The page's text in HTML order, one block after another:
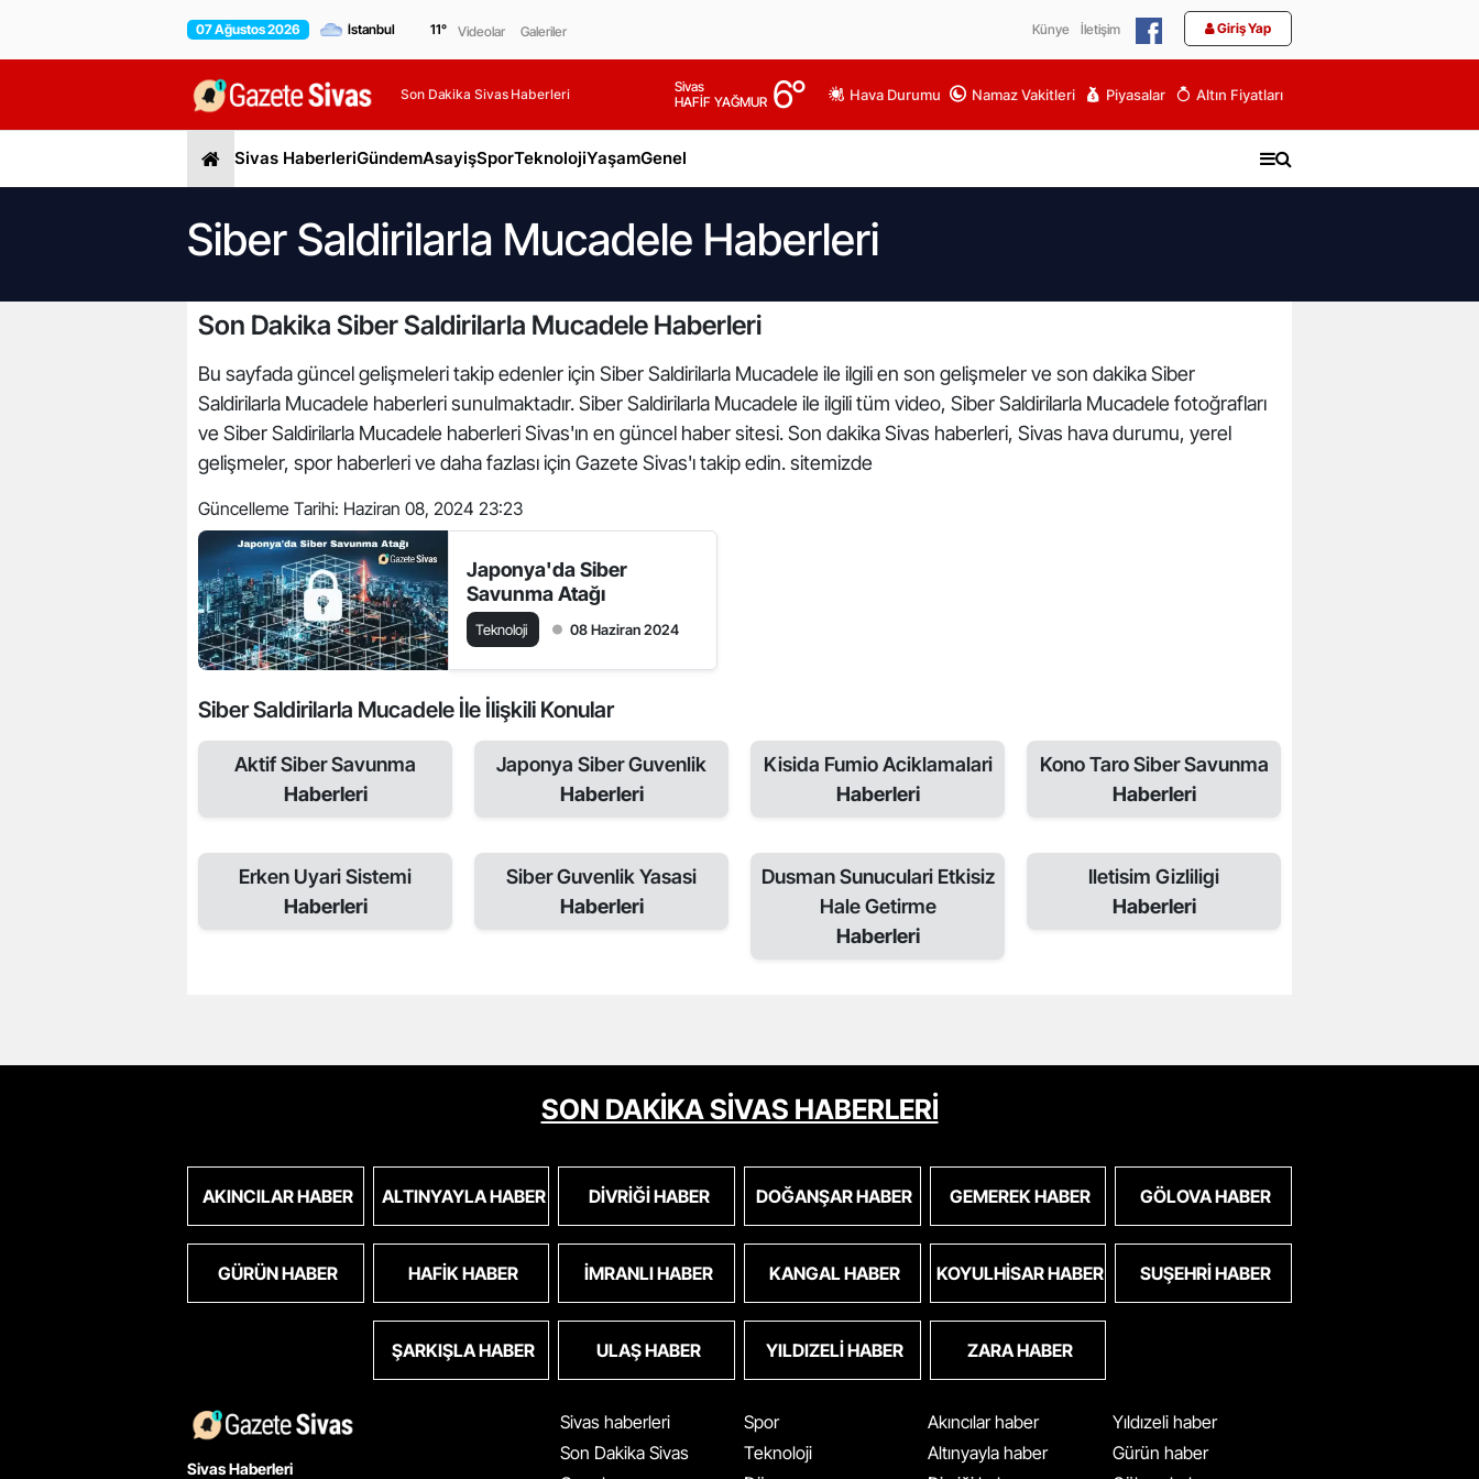
07 Ağustos 2026 11° Videolar Galeriler Künye İletişim Giriş Yap
Son Dakika Sivas Haberleri
Sivas
HAFİF YAĞMUR 6° Hava Durumu Namaz Vakitleri Piyasalar Altın Fiyatları
Sivas HaberleriGündemAsayişSporTeknolojiYaşamGenel
Siber Saldirilarla Mucadele Haberleri
Son Dakika Siber Saldirilarla Mucadele Haberleri
Bu sayfada güncel gelişmeleri takip edenler için Siber Saldirilarla Mucadele ile ilgili en son gelişmeler ve son dakika Siber
Saldirilarla Mucadele haberleri sunulmaktadır. Siber Saldirilarla Mucadele ile ilgili tüm video, Siber Saldirilarla Mucadele fotoğrafları
ve Siber Saldirilarla Mucadele haberleri Sivas'ın en güncel haber sitesi. Son dakika Sivas haberleri, Sivas hava durumu, yerel
gelişmeler, spor haberleri ve daha fazlası için Gazete Sivas'ı takip edin. sitemizde
Güncelleme Tarihi: Haziran 08, 2024 23:23
Japonya'da Siber
Savunma Atağı
Teknoloji 08 Haziran 2024
Siber Saldirilarla Mucadele İle İlişkili Konular
Aktif Siber Savunma
Haberleri
Japonya Siber Guvenlik
Haberleri
Kisida Fumio Aciklamalari
Haberleri
Kono Taro Siber Savunma
Haberleri
Erken Uyari Sistemi
Haberleri
Siber Guvenlik Yasasi
Haberleri
Dusman Sunuculari Etkisiz
Hale Getirme
Haberleri
Iletisim Gizliligi
Haberleri
SON DAKİKA SİVAS HABERLERİ
AKINCILAR HABER ALTINYAYLA HABER DIVRIĞI HABER DOĞANŞAR HABER GEMEREK HABER GÖLOVA HABER
GÜRÜN HABER HAFIK HABER İMRANLI HABER KANGAL HABER KOYULHISAR HABER SUŞEHRI HABER
ŞARKIŞLA HABER ULAŞ HABER YILDIZELI HABER ZARA HABER
Sivas Haberleri
Sivas haberleri
Son Dakika Sivas
Spor
Teknoloji
Akıncılar haber
Altınyayla haber
Yıldızeli haber
Gürün haber